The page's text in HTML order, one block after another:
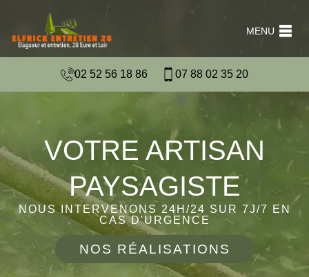
MENU
02 52 56 18 86 07 88 02 35 20
VOTRE ARTISAN
PAYSAGISTE
NOUS INTERVENONS 24H/24 SUR 7J/7 EN
CAS D'URGENCE
NOS RÉALISATIONS